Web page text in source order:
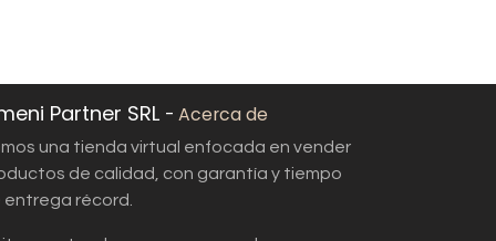
Partner SRL - Acerca de
una tienda virtual enfocada en vender
de calidad, con garantía y tiempo
entrega récord.